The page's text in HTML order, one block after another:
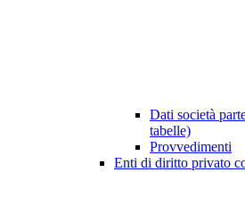
Dati società
tabelle)
Provvedimenti
Enti di diritto privato